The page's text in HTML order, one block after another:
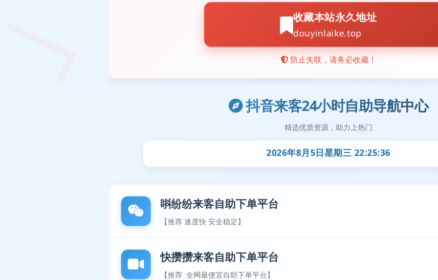
抖音来客24小时自助导航中心
精选优质资源，助力上热门
2026年8月5日星期三 22:25:36
唞纷纷来客自助下单平台
【推荐 速度快 安全稳定】
快攒攒来客自助下单平台
【推荐 全网最便宜自助下单平台】